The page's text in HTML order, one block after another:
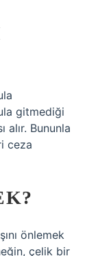
gitmediği
alır. Bununla
ceza
önlemek
çelik bir